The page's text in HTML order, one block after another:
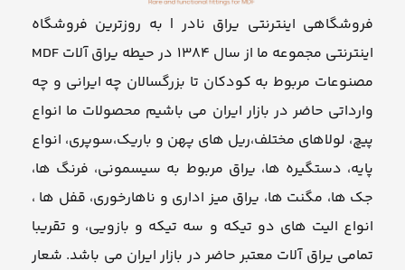
فروشگاهی اینترنتی یراق نادر | به روزترین فروشگاه
اینترنتی مجموعه ما از سال ۱۳۸۴ در حیطه یراق آلات MDF
مصنوعات مربوط به کودکان تا بزرگسالان چه ایرانی و چه
وارداتی حاضر در بازار ایران می باشیم محصولات ما انواع
پیچ، لولاهای مختلف،ریل های پهن و باریک،سوپری، انواع
پایه، دستگیره ها، یراق مربوط به سیسمونی، فرنگ ها،
جک ها، مگنت ها، یراق میز اداری و ناهارخوری، قفل ها ،
انواع الیت های دو تیکه و سه تیکه و بازویی، و تقریبا
تمامی یراق آلات معتبر حاضر در بازار ایران می باشد. شعار